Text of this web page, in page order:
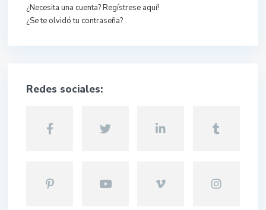
¿Necesita una cuenta? Regístrese aquí!
¿Se te olvidó tu contraseña?
Redes sociales: